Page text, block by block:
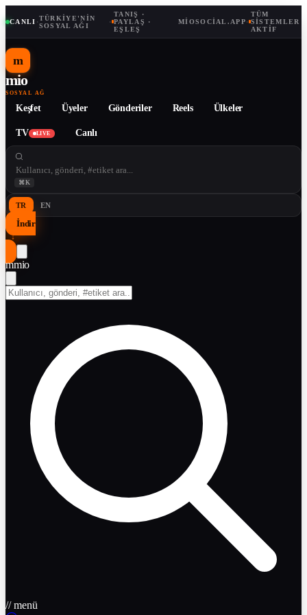
CANLI ·TÜRKIYE'NIN
SOSYAL AĞI
·
TANIŞ ·
PAYLAŞ ·
EŞLEŞ
MIOSOCIAL.APP·
TÜM
SISTEMLER
AKTIF
m
mio
SOSYAL AĞ
Keşfet Üyeler Gönderiler Reels Ülkeler
TV LIVE Canlı
⌘K
TR EN
İndir
↓
mmio
// menü